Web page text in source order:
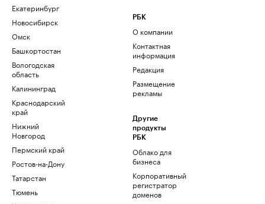
Екатеринбург
Новосибирск
Омск
Башкортостан
Вологодская
область
Калининград
Краснодарский
край
Нижний
Новгород
Пермский край
Ростов-на-Дону
Татарстан
Тюмень
РБК
О компании
Контактная
информация
Редакция
Размещение
рекламы
Другие
продукты
РБК
Облако для
бизнеса
Корпоративный
регистратор
доменов